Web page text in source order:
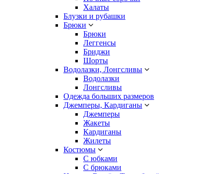
Халаты
Блузки и рубашки
Брюки
Брюки
Леггенсы
Бриджи
Шорты
Водолазки, Лонгсливы
Водолазки
Лонгсливы
Одежда больших размеров
Джемперы, Кардиганы
Джемперы
Жакеты
Кардиганы
Жилеты
Костюмы
С юбками
С брюками